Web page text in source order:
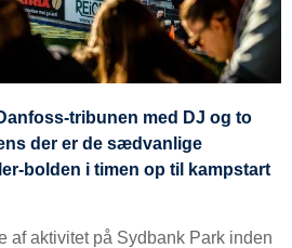
tribunen med DJ og to
der er de sædvanlige
bolden i timen op til kampstart
af aktivitet på Sydbank Park inden